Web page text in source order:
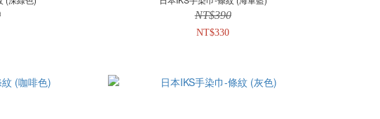
NT$390
NT$330